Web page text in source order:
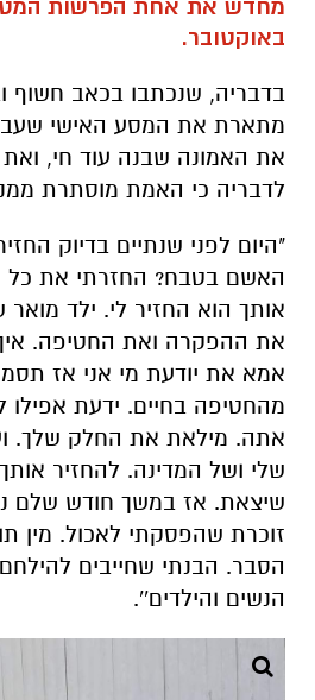
מתארת את המסע האישי
את האמונה שבנה עוד חי, ואת
"היום לפני שנתיים בדיוק
האשם בטבח? החזרתי את כל
אותך הוא החזיר לי. ילד מואר
אמא את יודעת מי אני אז
מהחטיפה בחיים. ידעת אפילו
אתה. מילאת את החלק שלך.
שלי ושל המדינה. להחזיר אותך
שיצאת. אז במשך חודש שלם
זוכרת שהפסקתי לאכול. מין
הסבר. הבנתי שחייבים
הנשים והילדים''.